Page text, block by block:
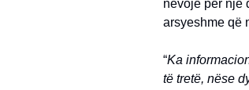
nevojë për një
arsyeshme që
“Ka
të tretë, nëse